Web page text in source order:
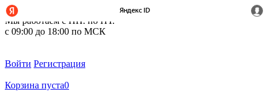
+7 (495) 212-14-37
Мы работаем с ПН. по ПТ.
с 09:00 до 18:00 по МСК
Войти Регистрация
Корзина пуста0